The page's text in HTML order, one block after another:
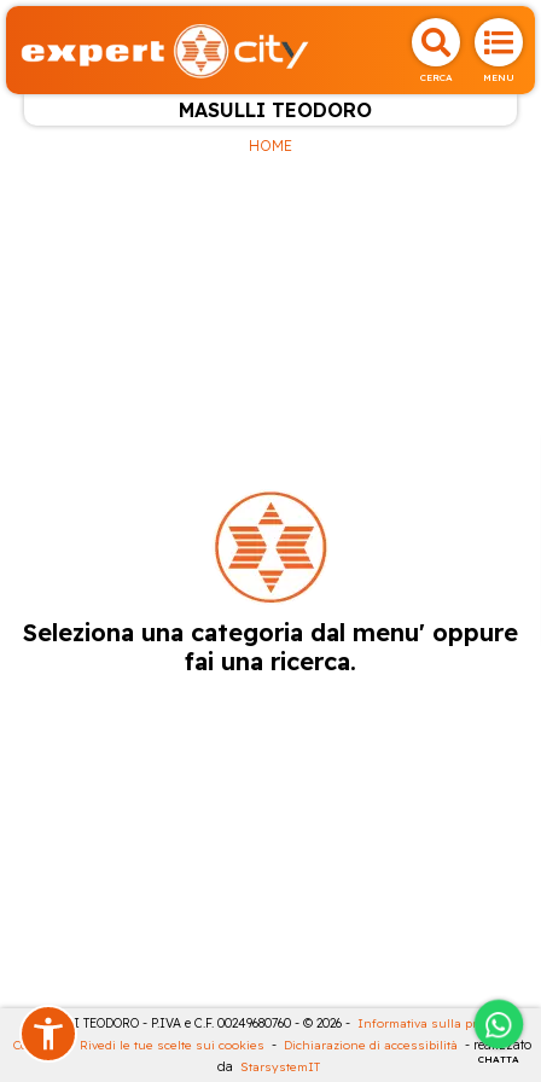
CERCA MENU
MASULLI TEODORO
CHATTA
HOME
Seleziona una categoria dal menu' oppure
fai una ricerca.
MASULLI TEODORO - P.IVA e C.F. 00249680760 - © 2026 - Informativa sulla privacy -
Cookies
- Rivedi le tue scelte sui cookies - Dichiarazione di accessibilità - realizzato
da StarsystemIT